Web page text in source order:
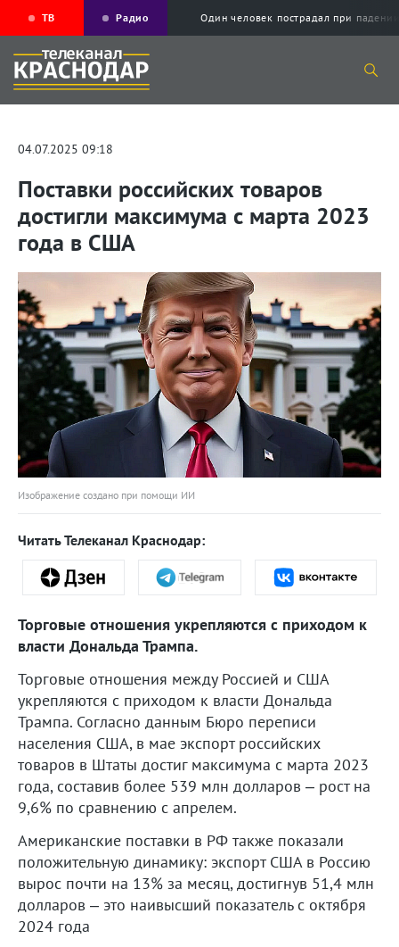
ТВ Радио Один человек пострадал при
04.07.2025 09:18
Поставки российских товаров
достигли максимума с марта 2023
года в США
Изображение создано при помощи ИИ
Читать Телеканал Краснодар:
Торговые отношения укрепляются с приходом к
власти Дональда Трампа.
Торговые отношения между Россией и США
укрепляются с приходом к власти Дональда
Трампа. Согласно данным Бюро переписи
населения США, в мае экспорт российских
товаров в Штаты достиг максимума с марта 2023
года, составив более 539 млн долларов – рост на
9,6% по сравнению с апрелем.
Американские поставки в РФ также показали
положительную динамику: экспорт США в Россию
вырос почти на 13% за месяц, достигнув 51,4 млн
долларов – это наивысший показатель с октября
2024 года